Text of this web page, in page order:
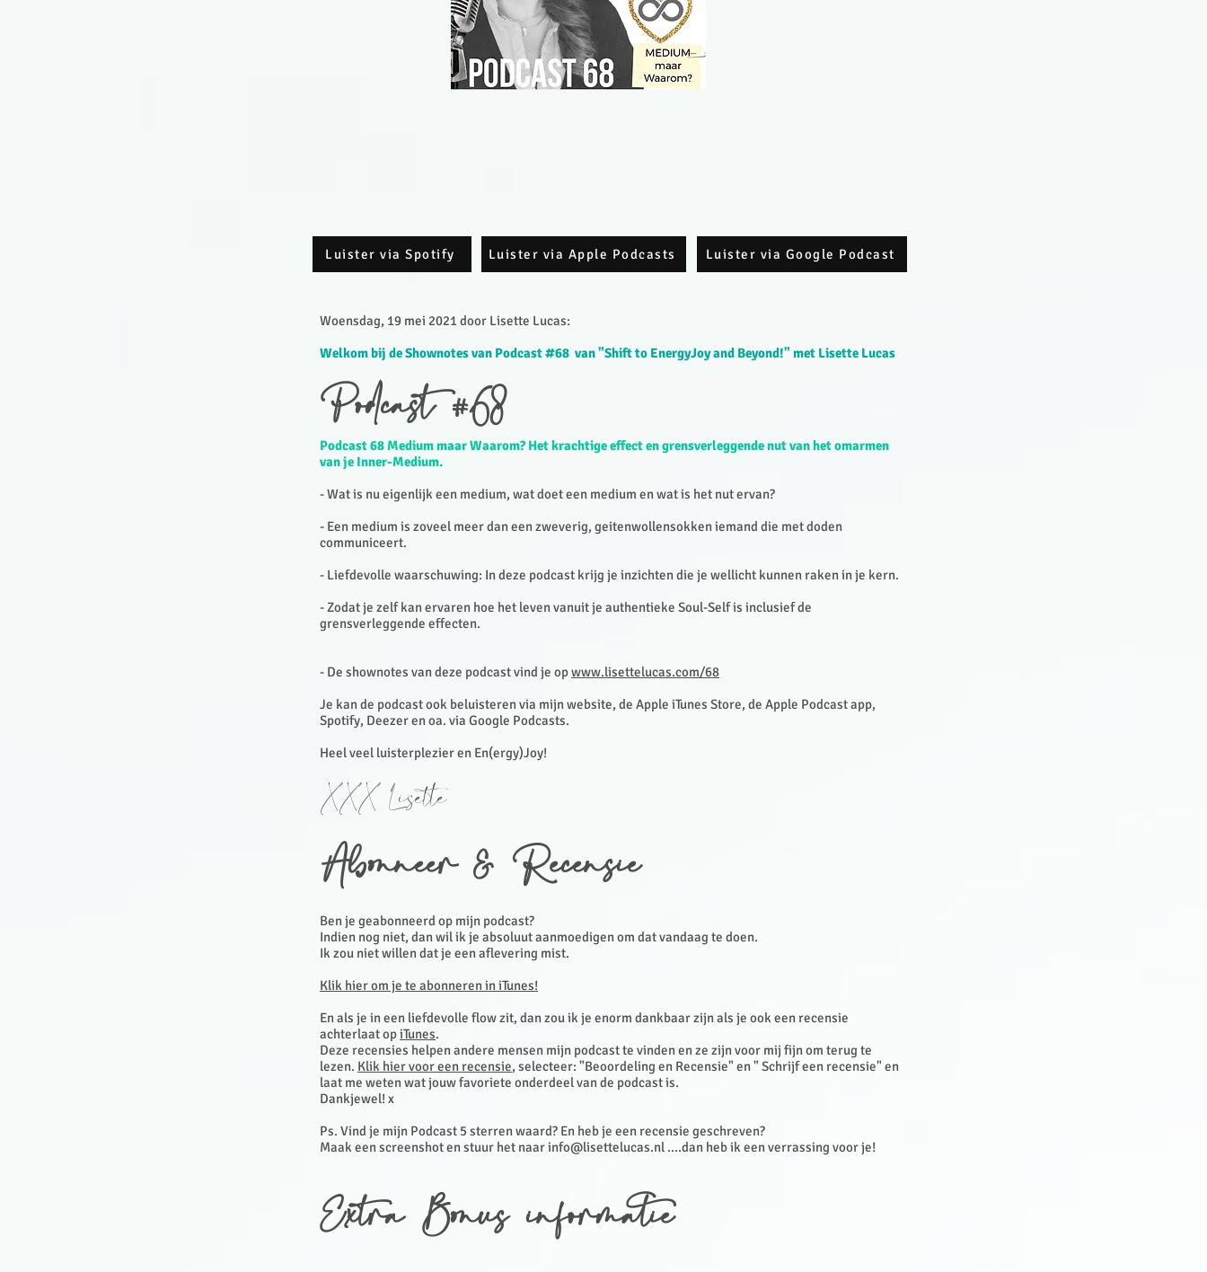
Luister via Spotify Luister via Apple Podcasts Luister via Google Podcast
Woensdag, 19 mei 2021 door Lisette Lucas:​
Welkom bij de Shownotes van Podcast #68 van "Shift to EnergyJoy and Beyond!" met Lisette Lucas
Podcast #68
Podcast 68 Medium maar Waarom? Het krachtige effect en grensverleggende nut van het omarmen
van je Inner-Medium.
- Wat is nu eigenlijk een medium, wat doet een medium en wat is het nut ervan?
- Een medium is zoveel meer dan een zweverig, geitenwollensokken iemand die met doden
communiceert.
- Liefdevolle waarschuwing: In deze podcast krijg je inzichten die je wellicht kunnen raken in je kern.
- Zodat je zelf kan ervaren hoe het leven vanuit je authentieke Soul-Self is inclusief de
grensverleggende effecten.
- De shownotes van deze podcast vind je opwww.lisettelucas.com/68
Je kan de podcast ook beluisteren via mijn website, de Apple iTunes Store, de Apple Podcast app,
Spotify, Deezer en oa. via Google Podcasts.
Heel veel luisterplezier en En(ergy)Joy!
XXX Lisette
Abonneer & Recensie
Ben je geabonneerd op mijn podcast?
Indien nog niet, dan wil ik je absoluut aanmoedigen om dat vandaag te doen.
Ik zou niet willen dat je een aflevering mist.
Klik hier om je te abonneren in iTunes!
En als je in een liefdevolle flow zit, dan zou ik je enorm dankbaar zijn als je ook een recensie
achterlaat opiTunes.
Deze recensies helpen andere mensen mijn podcast te vinden en ze zijn voor mij fijn om terug te
lezen. Klik hier voor een recensie, selecteer: "Beoordeling en Recensie" en " Schrijf een recensie" en
laat me weten wat jouw favoriete onderdeel van de podcast is.
Dankjewel! x
Ps. Vind je mijn Podcast 5 sterren waard? En heb je een recensie geschreven?
Maak een screenshot en stuur het naarinfo@lisettelucas.nl ....dan heb ik een verrassing voor je!
Extra Bonus informatie